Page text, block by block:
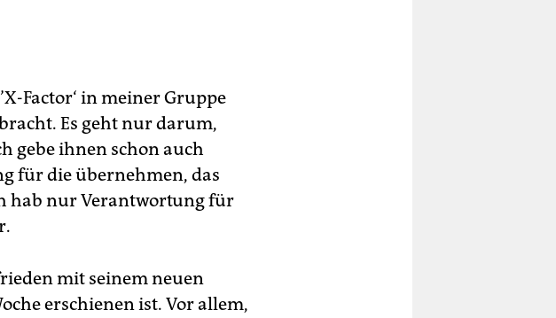
Factor‘ in meiner Gruppe
Es geht nur darum,
gebe ihnen schon auch
für die übernehmen, das
hab nur Verantwortung für
mit seinem neuen
erschienen ist. Vor allem,